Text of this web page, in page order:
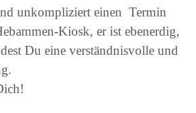
unkompliziert einen Termin
Kiosk, er ist ebenerdig,
Du eine verständnisvolle und